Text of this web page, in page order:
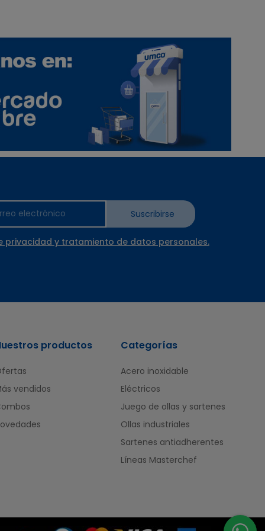
Suscribirse
privacidad y tratamiento de datos personales.
productos
vendidos
Categorías
Acero inoxidable
Eléctricos
Juego de ollas y sartenes
Ollas industriales
Sartenes antiadherentes
Líneas Masterchef